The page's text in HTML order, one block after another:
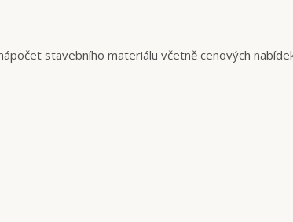
stavebního materiálu včetně cenových